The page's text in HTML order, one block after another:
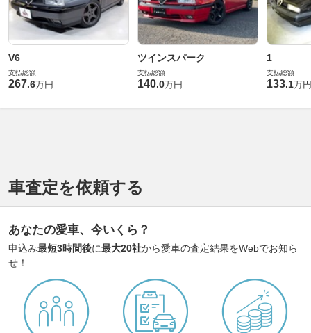
V6
支払総額
267.6万円
ツインスパーク
支払総額
140.0万円
1
支払総額
133.1万円
車査定を依頼する
あなたの愛車、今いくら？
申込み最短3時間後に最大20社から愛車の査定結果をWebでお知ら
せ！